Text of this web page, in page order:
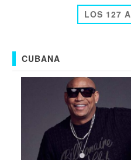
LOS 127
CUBANA